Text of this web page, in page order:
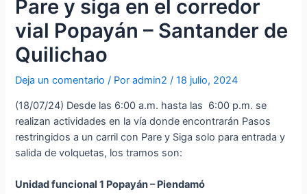
Pare y siga en el corredor
vial Popayán – Santander de
Quilichao
Deja un comentario / Poradmin2 /18 julio, 2024
(18/07/24) Desde las 6:00 a.m. hasta las 6:00 p.m. se
realizan actividades en la vía donde encontrarán Pasos
restringidos a un carril con Pare y Siga solo para entrada y
salida de volquetas, los tramos son:
Unidad funcional 1 Popayán – Piendamó